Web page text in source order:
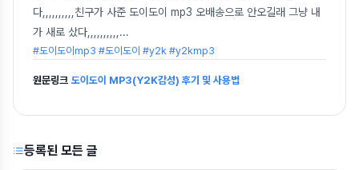
다,,,,,,,,,,친구가 사준 도이도이 mp3 오배송으로 안오길래 그냥 내
가 새로 샀다,,,,,,,,,, ...
#도이도이mp3 #도이도이 #y2k #y2kmp3
원문링크 도이도이 MP3(Y2K감성) 후기 및 사용법
등록된 모든 글